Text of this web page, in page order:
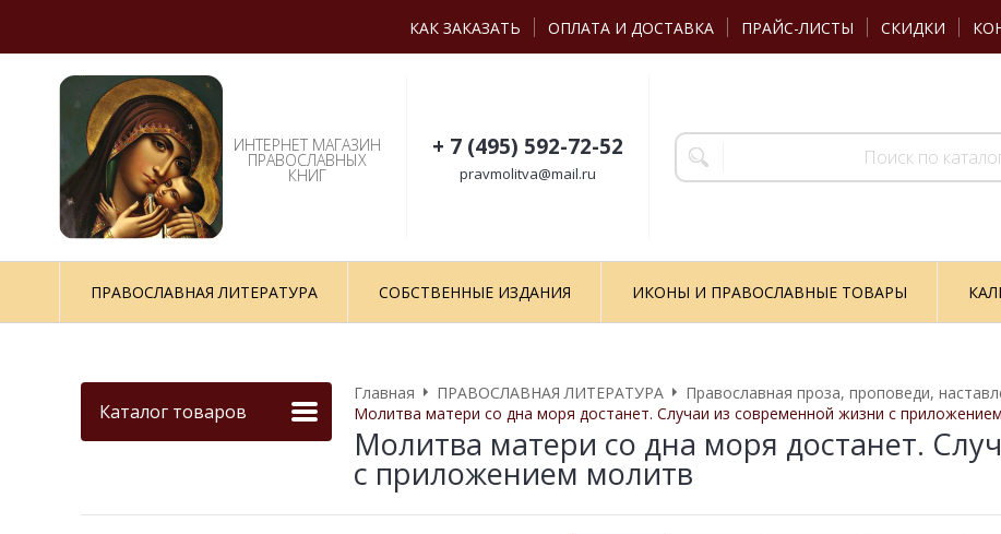
КАК ЗАКАЗАТЬ ОПЛАТА И ДОСТАВКА ПРАЙС-ЛИСТЫ СКИДКИ
ИНТЕРНЕТ МАГАЗИН
ПРАВОСЛАВНЫХ
КНИГ
+ 7 (495) 592-72-52
pravmolitva@mail.ru
ПРАВОСЛАВНАЯ ЛИТЕРАТУРА СОБСТВЕННЫЕ ИЗДАНИЯ ИКОНЫ И ПРАВОСЛАВНЫЕ ТОВАРЫ
Каталог товаров
Главная ПРАВОСЛАВНАЯ ЛИТЕРАТУРА
Православная проза, проповеди,
Молитва матери со дна моря достанет. Случаи из современной жизни с
Молитва матери со дна моря достанет.
с приложением молитв